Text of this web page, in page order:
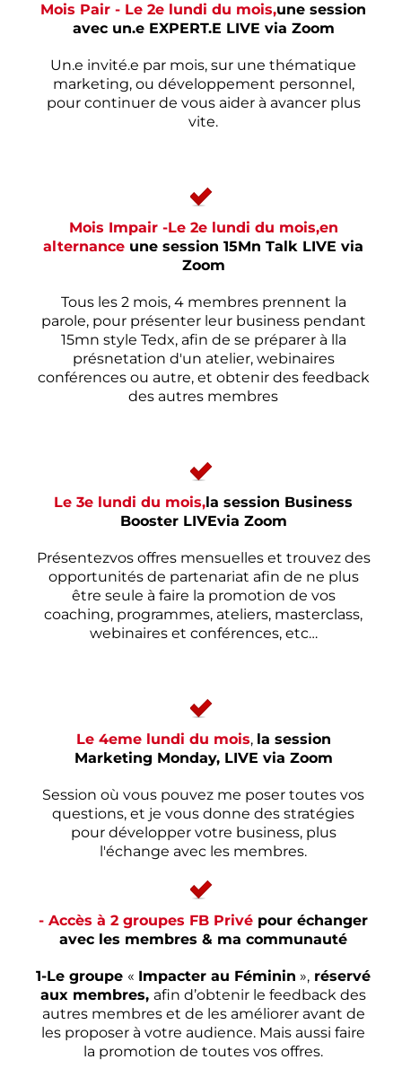
Mois Pair - Le 2e lundi du mois,une session
avec un.e EXPERT.E LIVE via Zoom
Un.e invité.e par mois, sur une thématique
marketing, ou développement personnel,
pour continuer de vous aider à avancer plus
vite.
Mois Impair -Le 2e lundi du mois,en
alternance une session 15Mn Talk LIVE via
Zoom
Tous les 2 mois, 4 membres prennent la
parole, pour présenter leur business pendant
15mn style Tedx, afin de se préparer à lla
présnetation d'un atelier, webinaires
conférences ou autre, et obtenir des feedback
des autres membres
Le 3e lundi du mois,la session Business
Booster LIVEvia Zoom
Présentezvos offres mensuelles et trouvez des
opportunités de partenariat afin de ne plus
être seule à faire la promotion de vos
coaching, programmes, ateliers, masterclass,
webinaires et conférences, etc…
Le 4eme lundi du mois, la session
Marketing Monday, LIVE via Zoom
Session où vous pouvez me poser toutes vos
questions, et je vous donne des stratégies
pour développer votre business, plus
l'échange avec les membres.
- Accès à 2 groupes FB Privé pour échanger
avec les membres & ma communauté
1-Le groupe « Impacter au Féminin », réservé
aux membres, afin d’obtenir le feedback des
autres membres et de les améliorer avant de
les proposer à votre audience. Mais aussi faire
la promotion de toutes vos offres.